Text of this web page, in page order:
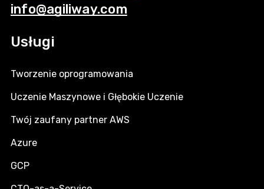
info@agiliway.com
Usługi
Tworzenie oprogramowania
Uczenie Maszynowe i Głębokie Uczenie
Twój zaufany partner AWS
Azure
GCP